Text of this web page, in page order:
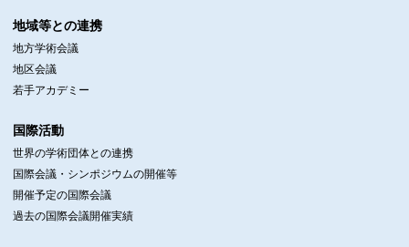
地域等との連携
地方学術会議
地区会議
若手アカデミー
国際活動
世界の学術団体との連携
国際会議・シンポジウムの開催等
開催予定の国際会議
過去の国際会議開催実績